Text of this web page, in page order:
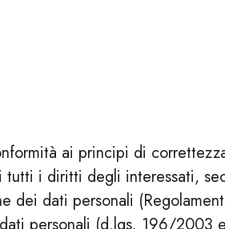
ai principi di
tutti i diritti degli interessati,
dei dati personali